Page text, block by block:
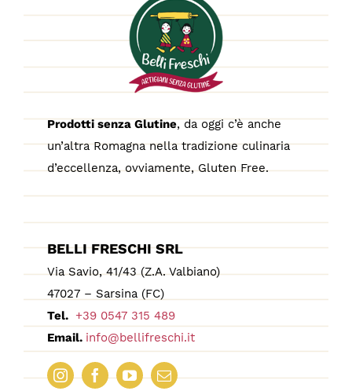
Prodotti senza Glutine, da oggi c’è anche
un’altra Romagna nella tradizione culinaria
d’eccellenza, ovviamente, Gluten Free.
BELLI FRESCHI SRL
Via Savio, 41/43 (Z.A. Valbiano)
47027 – Sarsina (FC)
Tel. +39 0547 315 489
Email. info@bellifreschi.it